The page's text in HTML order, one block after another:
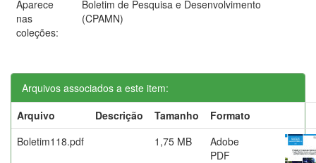
Aparece
nas
coleções:
Boletim de Pesquisa e Desenvolvimento
(CPAMN)
Arquivos associados a este item:
Arquivo
Descrição Tamanho
Formato
Boletim118.pdf
1,75 MB
Adobe
PDF